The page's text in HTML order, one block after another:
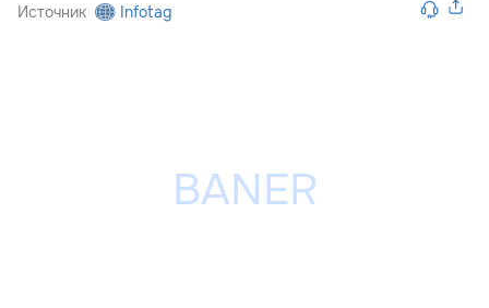
Источник Infotag